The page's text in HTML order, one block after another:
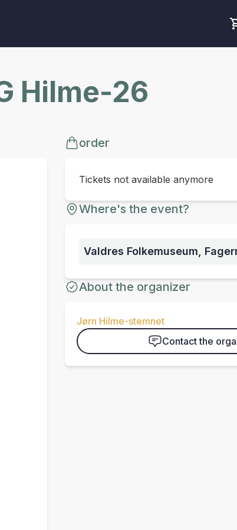
Hilme-26
order
Tickets not available anymore
Where's the event?
Valdres Folkemuseum,
About the organizer
Jørn Hilme-stemnet
Contact